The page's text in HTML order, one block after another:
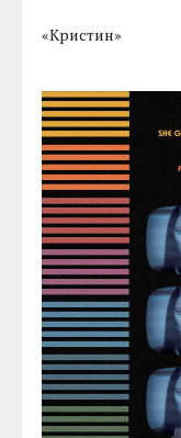
«Кристин»